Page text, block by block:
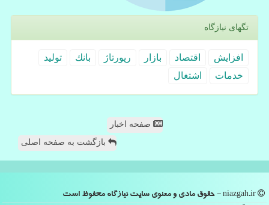
تگهای نیازگاه
افزایش اقتصاد بازار رپورتاژ بانك
تولید
خدمات
اشتغال
صفحه اخبار
بازگشت به صفحه اصلی